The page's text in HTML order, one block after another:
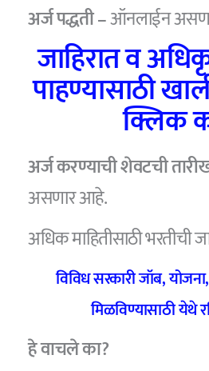
अर्ज पद्धती –ऑनलाईन
जाहिरात व
पाहण्यासाठी
क्लिक
अर्ज करण्याची शेवटची
असणार आहे.
अधिक माहितीसाठी भरतीची
विविध सरकारी जॉब,
मिळविण्यासाठी येथे
हे वाचले का?